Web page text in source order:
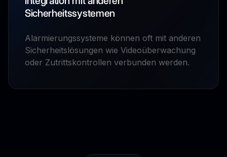
Sicherheitssystemen
Alarmierungssysteme können oft mit anderen
Sicherheitslösungen wie Videoüberwachung
oder Zutrittskontrollen verbunden werden.